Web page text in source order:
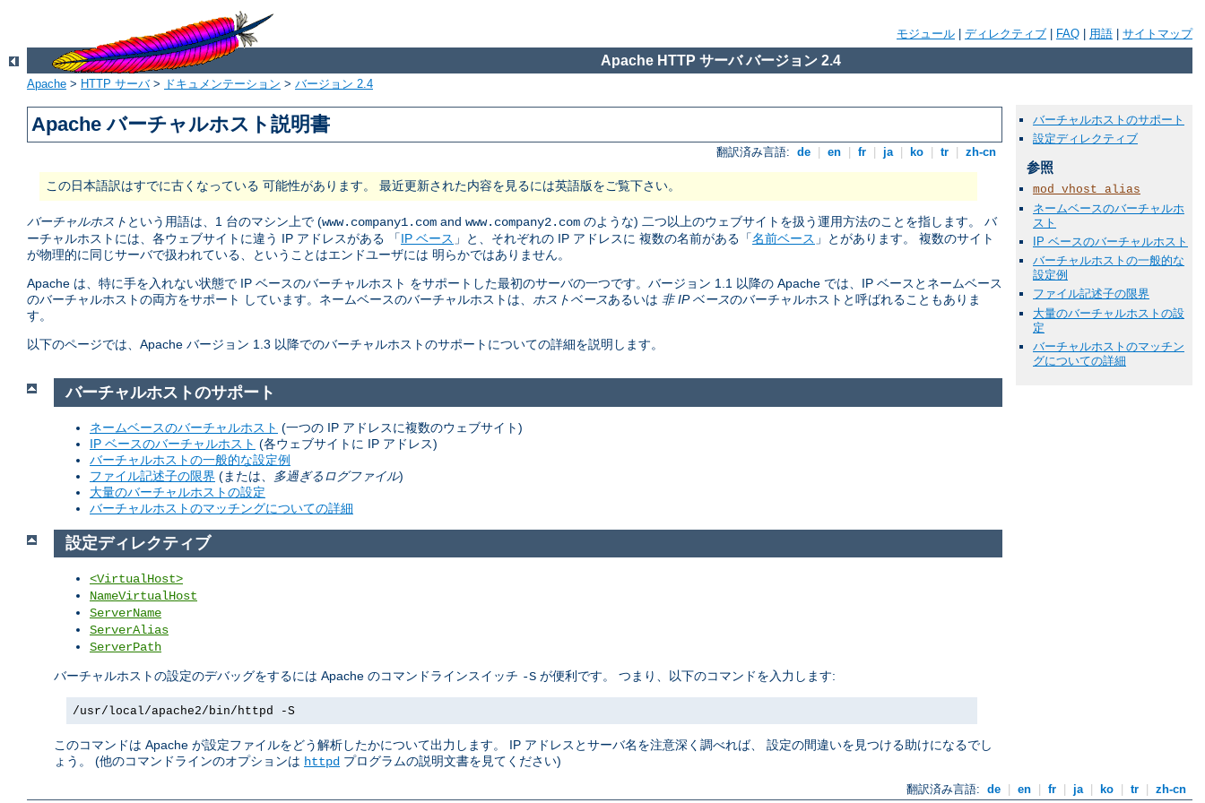
モジュール ディレクティブ FAQ 用語 サイトマップ
Apache HTTP サーバ バージョン 2.4
Apache > HTTP サーバ> ドキュメンテーション > バージョン 2.4
Apache バーチャルホスト説明書
翻訳済み言語: de en fr ja ko tr zh-cn
この日本語訳はすでに古くなっている 可能性があります。 最近更新された内容を見るには英語版をご覧下さい。
バーチャルホスト という用語は、1 台のマシン上で (www.company1.com and www.company2.com のような) 二つ以上のウェブサイトを扱う運用方法のことを指します。 バ
ーチャルホストには、各ウェブサイトに違う IP アドレスがある 「IP ベース 」と、それぞれの IP アドレスに 複数の名前がある「名前ベース 」とがあります。 複数のサイト
が物理的に同じサーバで扱われている、ということはエンドユーザには 明らかではありません。
Apache は、特に手を入れない状態で IP ベースのバーチャルホスト をサポートした最初のサーバの一つです。バージョン 1.1 以降の Apache では、IP ベースとネームベース
のバーチャルホストの両方をサポート しています。ネームベースのバーチャルホストは、 ホストベースあるいは 非 IP ベースのバーチャルホストと呼ばれることもありま
す。
以下のページでは、Apache バージョン 1.3 以降でのバーチャルホストのサポートについての詳細を説明します。
バーチャルホストのサポート
設定ディレクティブ
参照
mod_vhost_alias
ネームベースのバーチャルホ
スト
IP ベースのバーチャルホスト
バーチャルホストの一般的な
設定例
ファイル記述子の限界
大量のバーチャルホストの設
定
バーチャルホストのマッチン
グについての詳細
バーチャルホストのサポート
ネームベースのバーチャルホスト (一つの IP アドレスに複数のウェブサイト)
IP ベースのバーチャルホスト (各ウェブサイトに IP アドレス)
バーチャルホストの一般的な設定例
ファイル記述子の限界 (または、 多過ぎるログファイル)
大量のバーチャルホストの設定
バーチャルホストのマッチングについての詳細
設定ディレクティブ
<VirtualHost>
NameVirtualHost
ServerName
ServerAlias
ServerPath
バーチャルホストの設定のデバッグをするには Apache のコマンドラインスイッチ -S が便利です。 つまり、以下のコマンドを入力します:
/usr/local/apache2/bin/httpd -S
このコマンドは Apache が設定ファイルをどう解析したかについて出力します。 IP アドレスとサーバ名を注意深く調べれば、 設定の間違いを見つける助けになるでし
ょう。 (他のコマンドラインのオプションは httpd プログラムの説明文書を見てください)
翻訳済み言語: de en fr ja ko tr
zh-cn